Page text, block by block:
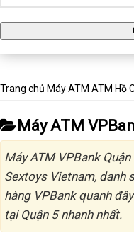
Trang chủ Máy ATM ATM Hồ
Máy ATM
Máy ATM VPBank
Sextoys Vietnam, danh
hàng VPBank quanh
tại Quận 5 nhanh nhất.